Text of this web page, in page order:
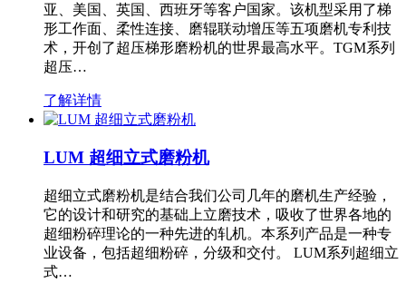
亚、美国、英国、西班牙等客户国家。该机型采用了梯
形工作面、柔性连接、磨辊联动增压等五项磨机专利技
术，开创了超压梯形磨粉机的世界最高水平。TGM系列
超压…
了解详情
LUM 超细立式磨粉机
超细立式磨粉机是结合我们公司几年的磨机生产经验，
它的设计和研究的基础上立磨技术，吸收了世界各地的
超细粉碎理论的一种先进的轧机。本系列产品是一种专
业设备，包括超细粉碎，分级和交付。 LUM系列超细立
式…